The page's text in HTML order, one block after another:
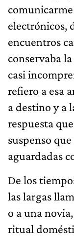
electrónicos,
encuentros
conservaba
casi
refiero a esa
a destino y a
respuesta
suspenso
aguardadas
De los
las largas
o a una
ritual